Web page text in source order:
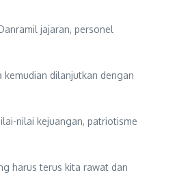
jajaran, personel
dilanjutkan dengan
nilai kejuangan, patriotisme
harus terus kita rawat dan